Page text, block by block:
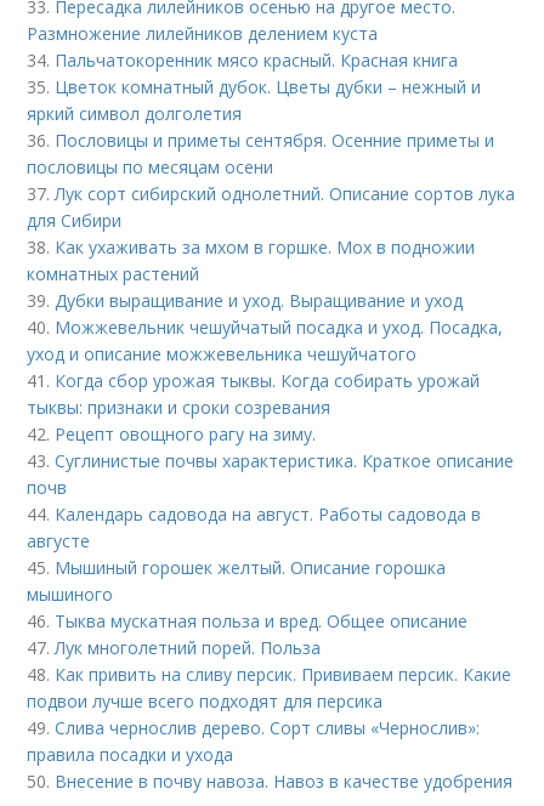
33. Пересадка лилейников осенью на другое место.
Размножение лилейников делением куста
34. Пальчатокоренник мясо красный. Красная книга
35. Цветок комнатный дубок. Цветы дубки – нежный и
яркий символ долголетия
36. Пословицы и приметы сентября. Осенние приметы и
пословицы по месяцам осени
37.Лук сорт сибирский однолетний. Описание сортов лука
для Сибири
38. Как ухаживать за мхом в горшке. Мох в подножии
комнатных растений
39.Дубки выращивание и уход. Выращивание и уход
40. Можжевельник чешуйчатый посадка и уход. Посадка,
уход и описание можжевельника чешуйчатого
41. Когда сбор урожая тыквы. Когда собирать урожай
тыквы: признаки и сроки созревания
42. Рецепт овощного рагу на зиму.
43.Суглинистые почвы характеристика. Краткое описание
почв
44. Календарь садовода на август. Работы садовода в
августе
45. Мышиный горошек желтый. Описание горошка
мышиного
46. Тыква мускатная польза и вред. Общее описание
47.Лук многолетний порей. Польза
48. Как привить на сливу персик. Прививаем персик. Какие
подвои лучше всего подходят для персика
49.Слива чернослив дерево. Сорт сливы «Чернослив»:
правила посадки и ухода
50. Внесение в почву навоза. Навоз в качестве удобрения